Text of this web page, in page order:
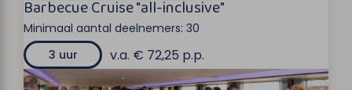
Barbecue Cruise "all-inclusive"
Minimaal aantal deelnemers: 30
3 uur
v.a. € 72,25 p.p.